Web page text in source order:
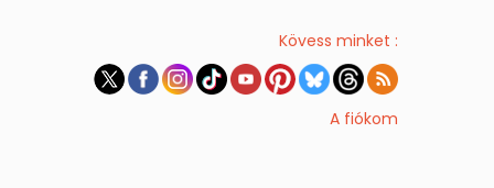
Kövess minket :
A fiókom